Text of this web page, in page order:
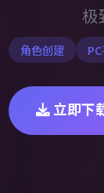
极
角色创建
立即下